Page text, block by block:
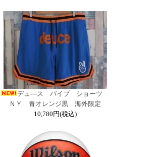
デュ―ス バイブ ショーツ
ＮＹ 青オレンジ黒 海外限定
10,780円(税込)